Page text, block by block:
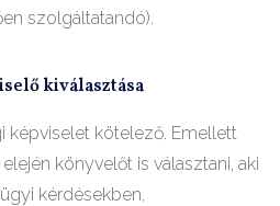
szolgáltatandó).
kiválasztása
képviselet kötelező. Emellett
könyvelőt is választani, aki
kérdésekben,